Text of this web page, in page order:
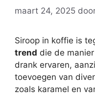
maart 24, 2025
Siroop in koffie is
trend die de
drank ervaren,
toevoegen van
zoals karamel en